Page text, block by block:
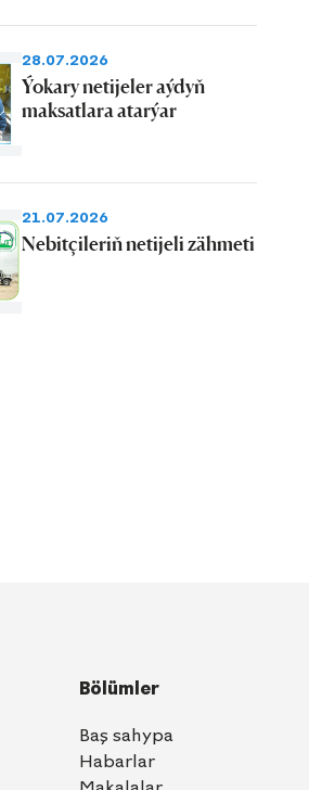
28.07.2026
Ýokary netijeler aýdyň
maksatlara atarýar
21.07.2026
Nebitçileriň netijeli zähmeti
Bölümler
Baş sahypa
Habarlar